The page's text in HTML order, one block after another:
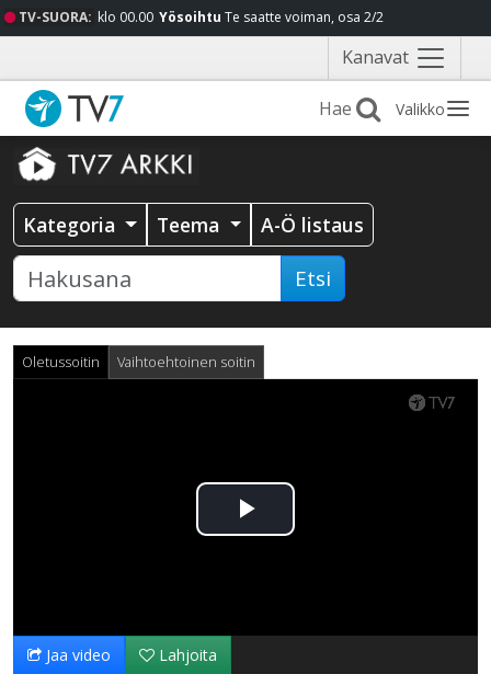
TV-SUORA: klo 00.00 Yösoihtu Te saatte voiman, osa 2/2
Kanavat Näytä
valikko
Valikko
Kategoria Teema A-Ö listaus
Etsi
Oletussoitin Vaihtoehtoinen soitin
Toista
Jaa video Lahjoita